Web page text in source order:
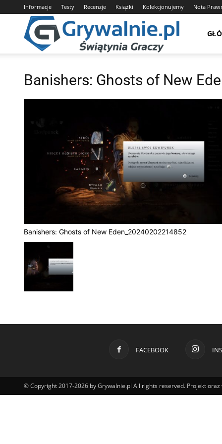
Informacje Testy Recenzje Książki Kolekcjonujemy Nota
Grywalnie.pl
Graczy,
Banishers: Ghosts of New
Banishers: Ghosts of New Eden_20240202214852
FACEBOOK
© Copyright 2017-2026 by Grywalnie.pl All rights reserved. Projekt oraz